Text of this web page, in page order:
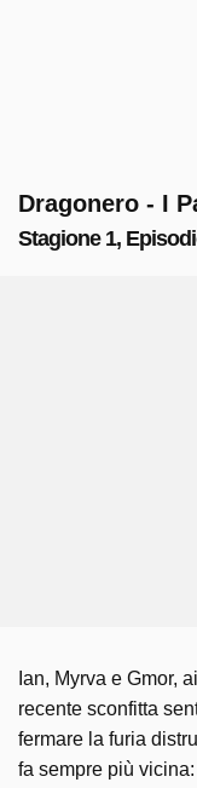
Dragonero - I
Stagione 1,
Ian, Myrva e Gmor,
recente sconfitta
fermare la furia
fa sempre più